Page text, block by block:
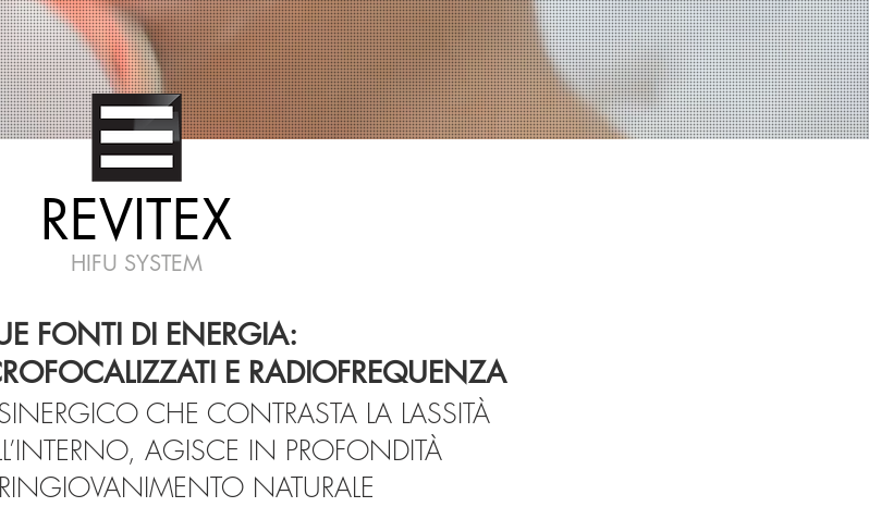
REVITEX
HIFU SYSTEM
FONTI DI ENERGIA:
E RADIOFREQUENZA
CHE CONTRASTA LA LASSITÀ
AGISCE IN PROFONDITÀ
NATURALE